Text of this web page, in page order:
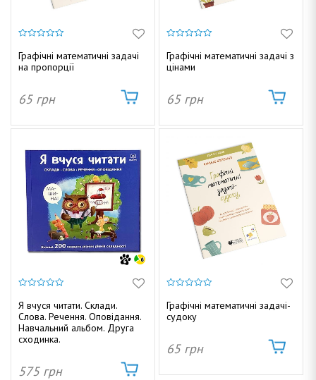
з
5
Графічні математичні задачі
на пропорції
65 грн
з
5
Графічні математичні задачі з
цінами
65 грн
з
5
Я вчуся читати. Склади.
Слова. Речення. Оповідання.
Навчальний альбом. Друга
сходинка.
575 грн
з
5
Графічні математичні задачі-
судоку
65 грн